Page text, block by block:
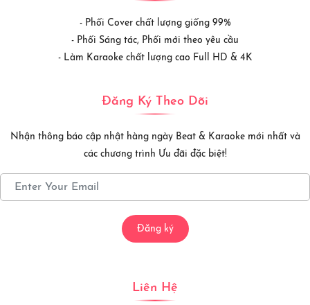
- Phối Cover chất lượng giống 99%
- Phối Sáng tác, Phối mới theo yêu cầu
- Làm Karaoke chất lượng cao Full HD & 4K
Đăng Ký Theo Dõi
Nhận thông báo cập nhật hàng ngày Beat & Karaoke mới nhất và
các chương trình Ưu đãi đặc biệt!
Đăng ký
Liên Hệ